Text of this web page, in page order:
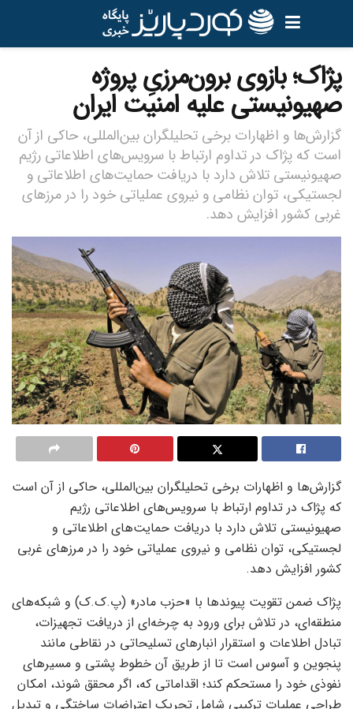
پژاک؛ بازوی برون‌مرزیِ پروژه‌
صهیونیستی علیه امنیت ایران
گزارش‌ها و اظهارات برخی تحلیلگران بین‌المللی، حاکی از آن
است که پژاک در تداوم ارتباط با سرویس‌های اطلاعاتی رژیم
صهیونیستی تلاش دارد با دریافت حمایت‌های اطلاعاتی و
لجستیکی، توان نظامی و نیروی عملیاتی خود را در مرزهای
غربی کشور افزایش دهد.
گزارش‌ها و اظهارات برخی تحلیلگران بین‌المللی، حاکی از آن است
که پژاک در تداوم ارتباط با سرویس‌های اطلاعاتی رژیم
صهیونیستی تلاش دارد با دریافت حمایت‌های اطلاعاتی و
لجستیکی، توان نظامی و نیروی عملیاتی خود را در مرزهای غربی
کشور افزایش دهد.
پژاک ضمن تقویت پیوندها با «حزب مادر» (پ.ک.ک) و شبکه‌های
منطقه‌ای، ‌در تلاش برای ورود به چرخه‌ای از دریافت تجهیزات،
تبادل اطلاعات و استقرار انبارهای تسلیحاتی در نقاطی مانند
پنجوین و آسوس است تا از طریق آن خطوط پشتی و مسیرهای
نفوذی خود را مستحکم کند؛ اقداماتی که، اگر محقق شوند، امکان
طراحی عملیات ترکیبی شامل تحریک اعتراضاتِ ساختگی و تبدیل